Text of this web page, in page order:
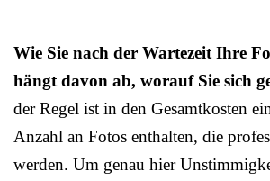
Wie Sie nach der Wartezeit Ihre
hängt davon ab, worauf Sie sich
der Regel ist in den Gesamtkosten
Anzahl an Fotos enthalten, die
werden. Um genau hier